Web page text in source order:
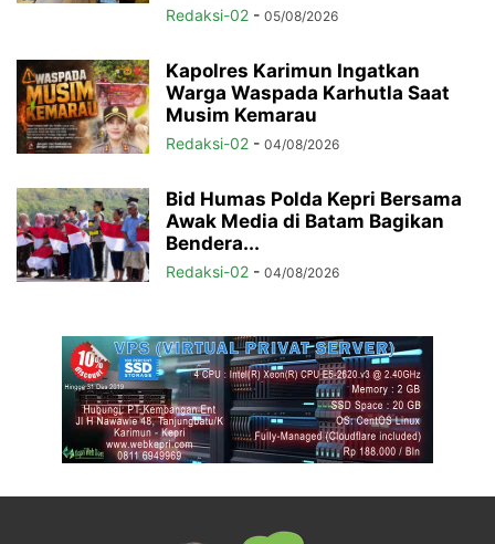
Redaksi-02 - 05/08/2026
Kapolres Karimun Ingatkan
Warga Waspada Karhutla Saat
Musim Kemarau
Redaksi-02 - 04/08/2026
Bid Humas Polda Kepri Bersama
Awak Media di Batam Bagikan
Bendera...
Redaksi-02 - 04/08/2026